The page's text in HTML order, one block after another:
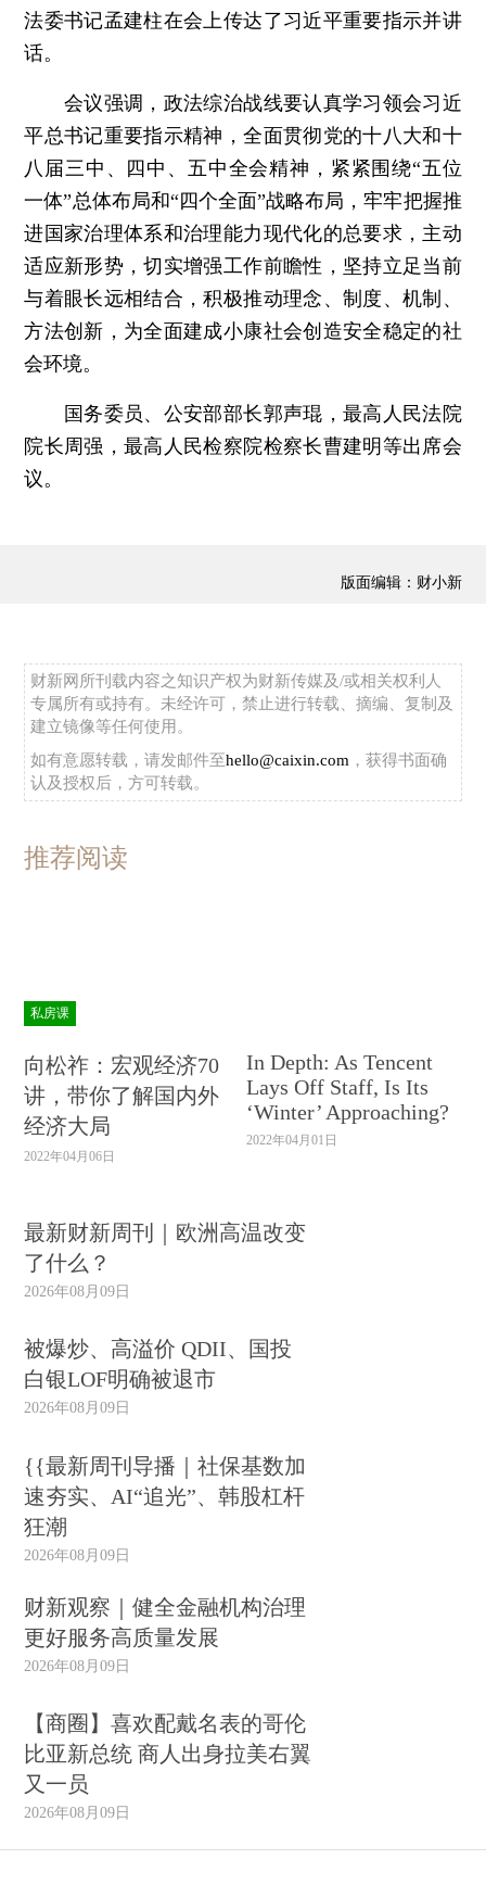
法委书记孟建柱在会上传达了习近平重要指示并讲
话。
会议强调，政法综治战线要认真学习领会习近
平总书记重要指示精神，全面贯彻党的十八大和十
八届三中、四中、五中全会精神，紧紧围绕“五位
一体”总体布局和“四个全面”战略布局，牢牢把握推
进国家治理体系和治理能力现代化的总要求，主动
适应新形势，切实增强工作前瞻性，坚持立足当前
与着眼长远相结合，积极推动理念、制度、机制、
方法创新，为全面建成小康社会创造安全稳定的社
会环境。
国务委员、公安部部长郭声琨，最高人民法院
院长周强，最高人民检察院检察长曹建明等出席会
议。
版面编辑：财小新
财新网所刊载内容之知识产权为财新传媒及/或相关权利人
专属所有或持有。未经许可，禁止进行转载、摘编、复制及
建立镜像等任何使用。
如有意愿转载，请发邮件至hello@caixin.com ，获得书面确
认及授权后，方可转载。
推荐阅读
私房课
向松祚：宏观经济70
讲，带你了解国内外
经济大局
2022年04月06日
In Depth: As Tencent
Lays Off Staff, Is Its
‘Winter’ Approaching?
2022年04月01日
最新财新周刊｜欧洲高温改变
了什么？
2026年08月09日
被爆炒、高溢价 QDII、国投
白银LOF明确被退市
2026年08月09日
{{最新周刊导播｜社保基数加
速夯实、AI“追光”、韩股杠杆
狂潮
2026年08月09日
财新观察｜健全金融机构治理
更好服务高质量发展
2026年08月09日
【商圈】喜欢配戴名表的哥伦
比亚新总统 商人出身拉美右翼
又一员
2026年08月09日